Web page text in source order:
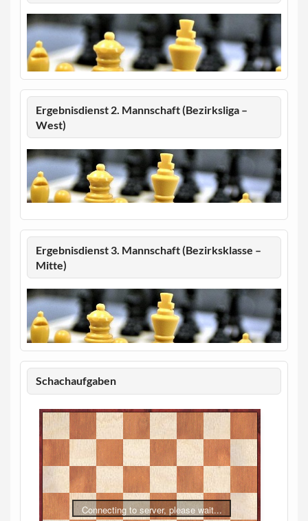
Ergebnisdienst 2. Mannschaft (Bezirksliga –
West)
Ergebnisdienst 3. Mannschaft (Bezirksklasse –
Mitte)
Schachaufgaben